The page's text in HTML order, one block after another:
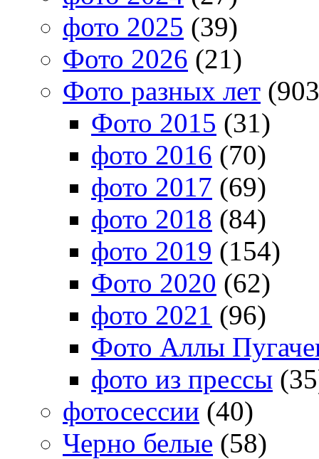
фото 2025 (39)
Фото 2026 (21)
Фото разных лет
Фото 2015 (31)
фото 2016 (70)
фото 2017 (69)
фото 2018 (84)
фото 2019 (154)
Фото 2020 (62)
фото 2021 (96)
Фото Аллы
фото из прессы
фотосессии (40)
Черно белые (58)